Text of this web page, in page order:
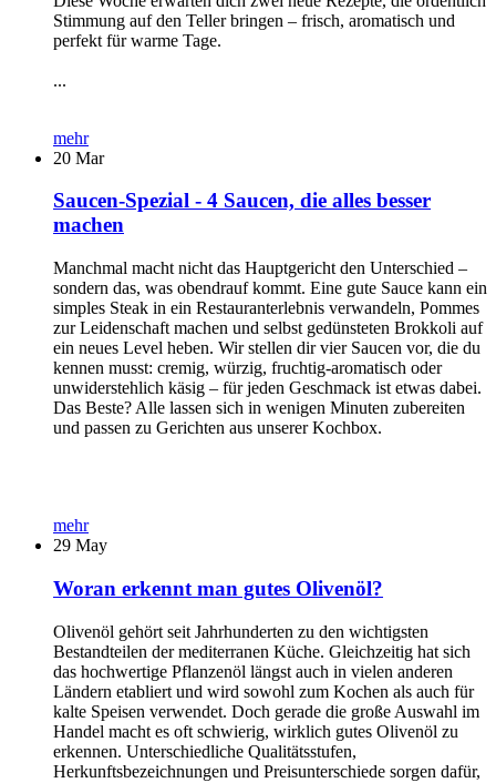
Stimmung auf den Teller bringen – frisch, aromatisch und
perfekt für warme Tage.
...
mehr
20 Mar
Saucen-Spezial - 4 Saucen, die alles besser
machen
Manchmal macht nicht das Hauptgericht den Unterschied –
sondern das, was obendrauf kommt. Eine gute Sauce kann ein
simples Steak in ein Restauranterlebnis verwandeln, Pommes
zur Leidenschaft machen und selbst gedünsteten Brokkoli auf
ein neues Level heben. Wir stellen dir vier Saucen vor, die du
kennen musst: cremig, würzig, fruchtig-aromatisch oder
unwiderstehlich käsig – für jeden Geschmack ist etwas dabei.
Das Beste? Alle lassen sich in wenigen Minuten zubereiten
und passen zu Gerichten aus unserer Kochbox.
mehr
29 May
Woran erkennt man gutes Olivenöl?
Olivenöl gehört seit Jahrhunderten zu den wichtigsten
Bestandteilen der mediterranen Küche. Gleichzeitig hat sich
das hochwertige Pflanzenöl längst auch in vielen anderen
Ländern etabliert und wird sowohl zum Kochen als auch für
kalte Speisen verwendet. Doch gerade die große Auswahl im
Handel macht es oft schwierig, wirklich gutes Olivenöl zu
erkennen. Unterschiedliche Qualitätsstufen,
Herkunftsbezeichnungen und Preisunterschiede sorgen dafür,